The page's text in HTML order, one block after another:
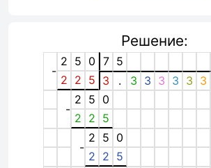
Решение:
-
2 5 0 7 5
2 2 5 3 . 3 3 3 3 3 3
-
2 5 0
2 2 5
-
2 5 0
2 2 5